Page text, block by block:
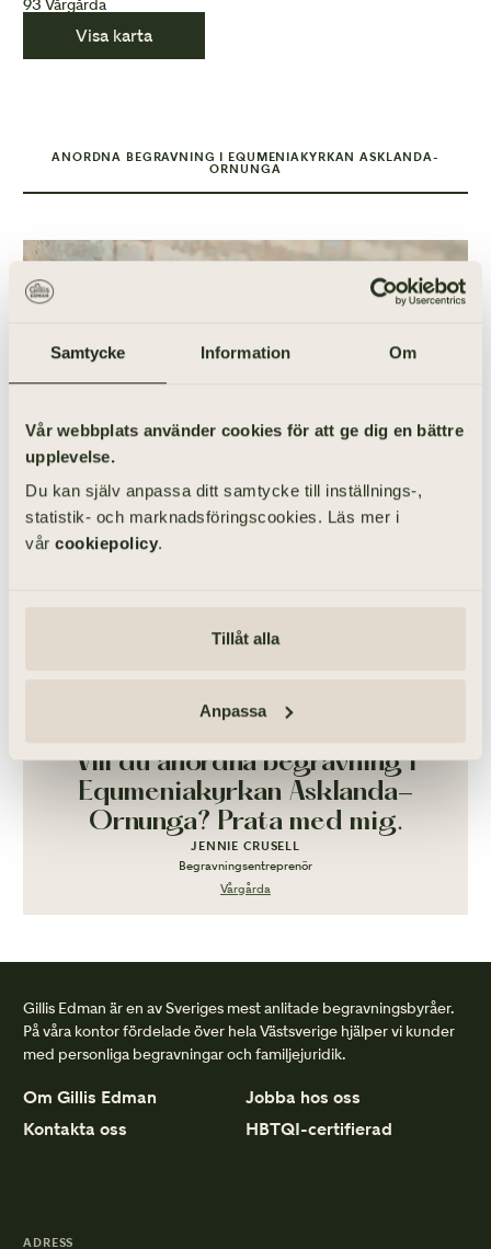
Samtycke Information Om
Vår webbplats använder cookies för att ge dig en bättre
upplevelse.
Du kan själv anpassa ditt samtycke till inställnings-,
statistik- och marknadsföringscookies. Läs mer i
vår cookiepolicy.
Tillåt alla
Anpassa
Visa karta
93 Vårgårda
ANORDNA BEGRAVNING I EQUMENIAKYRKAN ASKLANDA-
ORNUNGA
031-355 40 19
Vill du anordna begravning i
Equmeniakyrkan Asklanda-
Ornunga? Prata med mig.
JENNIE CRUSELL
Begravningsentreprenör
Vårgårda
Gillis Edman är en av Sveriges mest anlitade begravningsbyråer.
På våra kontor fördelade över hela Västsverige hjälper vi kunder
med personliga begravningar och familjejuridik.
Om Gillis Edman
Jobba hos oss
Kontakta oss
HBTQI-certifierad
ADRESS